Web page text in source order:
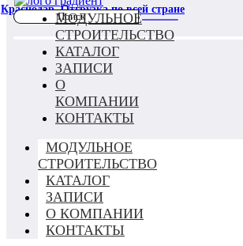
Краснодар. Отгрузка по всей стране
МОДУЛЬНОЕ
СТРОИТЕЛЬСТВО
КАТАЛОГ
ЗАПИСИ
О
КОМПАНИИ
КОНТАКТЫ
МОДУЛЬНОЕ
СТРОИТЕЛЬСТВО
КАТАЛОГ
ЗАПИСИ
О КОМПАНИИ
КОНТАКТЫ